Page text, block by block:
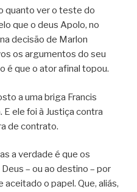
quanto ver o teste do
que o deus Apolo, no
decisão de Marlon
os argumentos do seu
é que o ator afinal topou.
a uma briga Francis
ele foi à Justiça contra
de contrato.
a verdade é que os
– ou ao destino – por
o papel. Que, aliás,